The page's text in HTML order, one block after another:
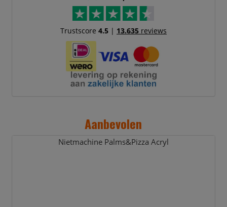
Trustscore 4.5| 13.635reviews
Aanbevolen
Nietmachine Palms&Pizza Acryl